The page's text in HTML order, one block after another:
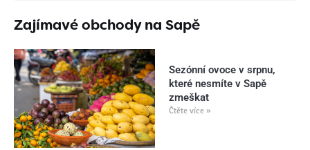
Zajímavé obchody na Sapě
Sezónní ovoce v srpnu,
které nesmíte v Sapě
zmeškat
Čtěte více »